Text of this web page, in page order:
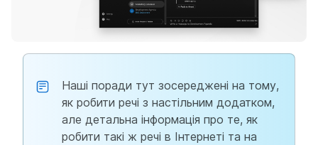
Наші поради тут зосереджені на тому,
як робити речі з настільним додатком,
але детальна інформація про те, як
робити такі ж речі в Інтернеті та на